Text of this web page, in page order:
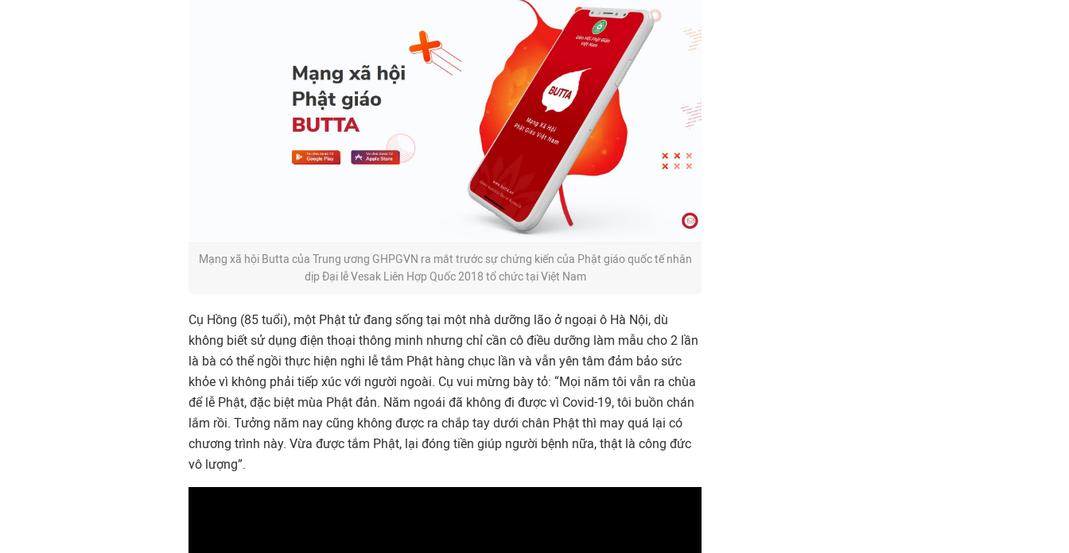
Mạng xã hội Butta của Trung ương GHPGVN ra mắt trước sự chứng kiến của Phật giáo quốc tế nhân
dịp Đại lễ Vesak Liên Hợp Quốc 2018 tổ chức tại Việt Nam
Cụ Hồng (85 tuổi), một Phật tử đang sống tại một nhà dưỡng lão ở ngoại ô Hà Nội, dù
không biết sử dụng điện thoại thông minh nhưng chỉ cần cô điều dưỡng làm mẫu cho 2 lần
là bà có thể ngồi thực hiện nghi lễ tắm Phật hàng chục lần và vẫn yên tâm đảm bảo sức
khỏe vì không phải tiếp xúc với người ngoài. Cụ vui mừng bày tỏ: “Mọi năm tôi vẫn ra chùa
để lễ Phật, đặc biệt mùa Phật đản. Năm ngoái đã không đi được vì Covid-19, tôi buồn chán
lắm rồi. Tưởng năm nay cũng không được ra chắp tay dưới chân Phật thì may quá lại có
chương trình này. Vừa được tắm Phật, lại đóng tiền giúp người bệnh nữa, thật là công đức
vô lượng”.